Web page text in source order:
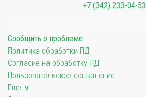
+7 (342) 233-04-53
Сообщить о проблеме
Политика обработки ПД
Согласие на обработку ПД
Пользовательское соглашение
Еще ∨